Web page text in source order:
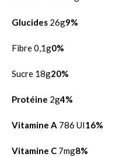
Glucides 26g9%
Fibre 0,1g0%
Sucre 18g20%
Protéine 2g4%
Vitamine A 786 UI16%
Vitamine C 7mg8%